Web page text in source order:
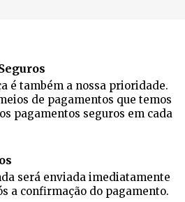
é também a nossa prioridade.
de pagamentos que temos
pagamentos seguros em cada
será enviada imediatamente
a confirmação do pagamento.